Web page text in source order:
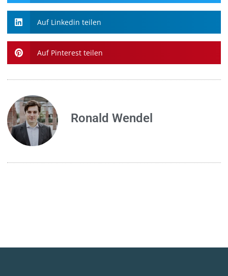
Auf Linkedin teilen
Auf Pinterest teilen
Ronald Wendel